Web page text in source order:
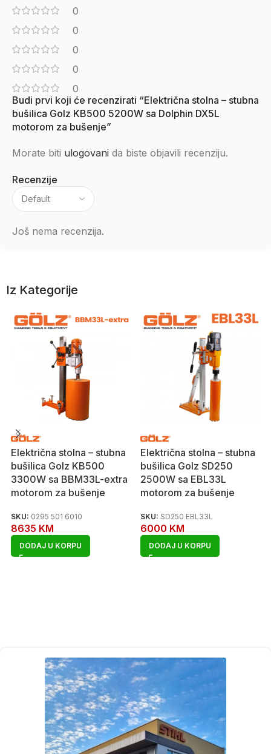
0
0
0
0
0
Recenzije
Još nema recenzija.
Budi prvi koji će recenzirati “Električna stolna – stubna
bušilica Golz KB500 5200W sa Dolphin DX5L
motorom za bušenje”
Morate biti ulogovani da biste objavili recenziju.
Iz Kategorije
Električna stolna – stubna
bušilica Golz KB500
3300W sa BBM33L-extra
motorom za bušenje
SKU: 0295 501 6010
8635 KM
DODAJ U KORPU
Električna stolna – stubna
bušilica Golz SD250
2500W sa EBL33L
motorom za bušenje
SKU: SD250 EBL33L
6000 KM
DODAJ U KORPU